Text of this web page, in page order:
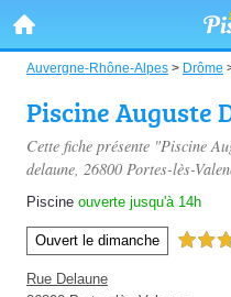
Auvergne-Rhône-Alpes > Drôme
Piscine Auguste
Cette fiche présente "Piscine
delaune, 26800 Portes-lès-
Piscine ouverte jusqu'à 14h
Ouvert le dimanche 3,0
Rue Delaune